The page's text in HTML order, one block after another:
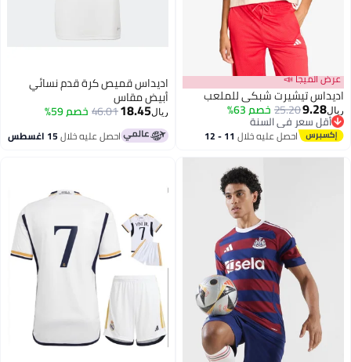
عرض الميجا 📣
اديداس تيشيرت شبكي للملعب
ريال9.28
25.20خصم 63%
أقل سعر في السنة
أقل سعر في السنة
احصل عليه خلال 11 - 12
اديداس قميص كرة قدم نسائي
أبيض مقاس
ريال18.45
46.01خصم 59%
احصل عليه خلال15 اغسطس